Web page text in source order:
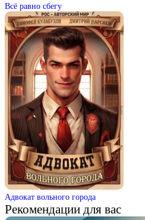
Всё равно сбегу
Адвокат вольного города
Рекомендации для вас